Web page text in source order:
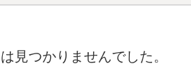
見つかりませんでした。